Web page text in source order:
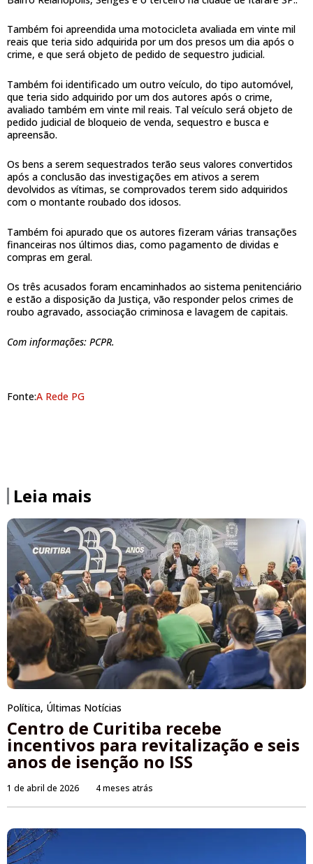
Também foi apreendida uma motocicleta avaliada em vinte mil
reais que teria sido adquirida por um dos presos um dia após o
crime, e que será objeto de pedido de sequestro judicial.
Também foi identificado um outro veículo, do tipo automóvel,
que teria sido adquirido por um dos autores após o crime,
avaliado também em vinte mil reais. Tal veículo será objeto de
pedido judicial de bloqueio de venda, sequestro e busca e
apreensão.
Os bens a serem sequestrados terão seus valores convertidos
após a conclusão das investigações em ativos a serem
devolvidos as vítimas, se comprovados terem sido adquiridos
com o montante roubado dos idosos.
Também foi apurado que os autores fizeram várias transações
financeiras nos últimos dias, como pagamento de dividas e
compras em geral.
Os três acusados foram encaminhados ao sistema penitenciário
e estão a disposição da Justiça, vão responder pelos crimes de
roubo agravado, associação criminosa e lavagem de capitais.
Com informações: PCPR.
Fonte:A Rede PG
Leia mais
Política, Últimas Notícias
Centro de Curitiba recebe
incentivos para revitalização e seis
anos de isenção no ISS
1 de abril de 2026 4 meses atrás